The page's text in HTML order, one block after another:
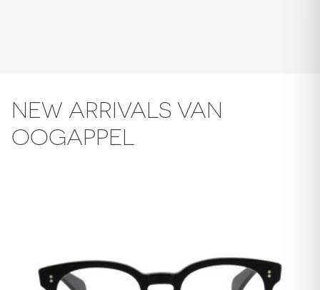
NEW ARRIVALS VAN
OOGAPPEL